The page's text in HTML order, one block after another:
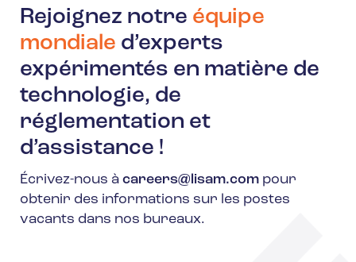
Rejoignez notre équipe
mondiale d’experts
expérimentés en matière de
technologie, de
réglementation et
d’assistance !
Écrivez-nous à careers@lisam.com pour
obtenir des informations sur les postes
vacants dans nos bureaux.